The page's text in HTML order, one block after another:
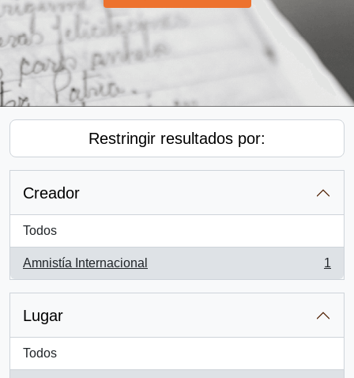
Restringir resultados por:
Creador
Todos
Amnistía Internacional
, 1 resultados
1
Lugar
Todos